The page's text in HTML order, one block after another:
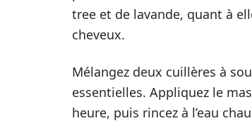
tree et de lavande, quant à
cheveux.
Mélangez deux cuillères à
essentielles. Appliquez le
heure, puis rincez à l’eau